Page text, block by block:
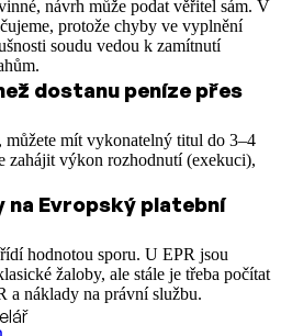
návrh může podat věřitel sám. V
protože chyby ve vyplnění
soudu vedou k zamítnutí
dostanu peníze přes
můžete mít vykonatelný titul do 3–4
zahájit výkon rozhodnutí (exekuci),
na Evropský platební
hodnotou sporu. U EPR jsou
žaloby, ale stále je třeba počítat
a náklady na právní službu.